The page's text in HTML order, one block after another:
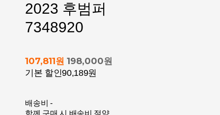
2023 후범퍼
7348920
107,811원198,000원
기본 할인90,189원
배송비 -